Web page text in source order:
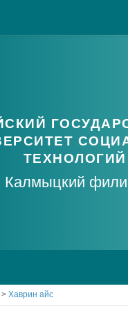
вопросы
ТЕХНОЛОГИЙ
Калмыцкий
> Хаврин айс